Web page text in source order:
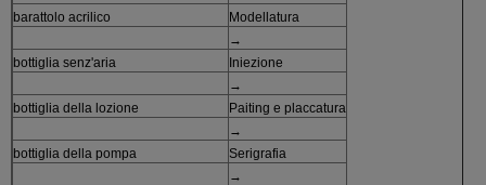
barattolo acrilico
Modellatura
→
bottiglia senz'aria
Iniezione
→
bottiglia della lozione
Paiting e placcatura
→
bottiglia della pompa
Serigrafia
→